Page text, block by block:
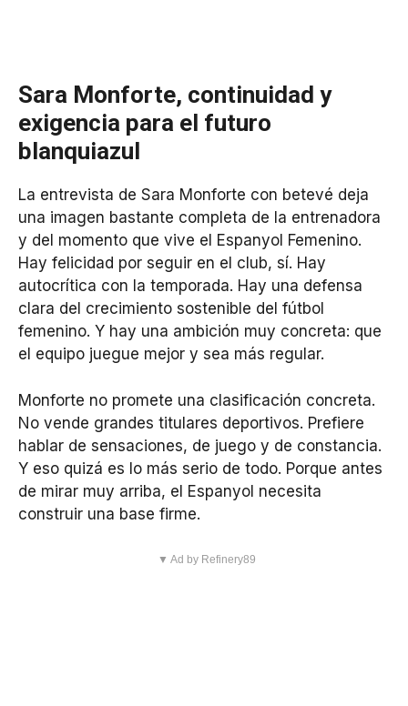
Sara Monforte, continuidad y
exigencia para el futuro
blanquiazul
La entrevista de Sara Monforte con betevé deja
una imagen bastante completa de la entrenadora
y del momento que vive el Espanyol Femenino.
Hay felicidad por seguir en el club, sí. Hay
autocrítica con la temporada. Hay una defensa
clara del crecimiento sostenible del fútbol
femenino. Y hay una ambición muy concreta: que
el equipo juegue mejor y sea más regular.
Monforte no promete una clasificación concreta.
No vende grandes titulares deportivos. Prefiere
hablar de sensaciones, de juego y de constancia.
Y eso quizá es lo más serio de todo. Porque antes
de mirar muy arriba, el Espanyol necesita
construir una base firme.
▼ Ad by Refinery89